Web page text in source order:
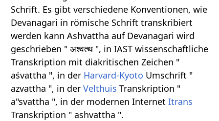
Schrift. Es gibt verschiedene Konventionen, wie
Devanagari in römische Schrift transkribiert
werden kann Ashvattha auf Devanagari wird
geschrieben " अश्वत्थ ", in IAST wissenschaftliche
Transkription mit diakritischen Zeichen "
aśvattha ", in der Harvard-Kyoto Umschrift "
azvattha ", in derVelthuis Transkription "
a"svattha ", in der modernen InternetItrans
Transkription " ashvattha ".